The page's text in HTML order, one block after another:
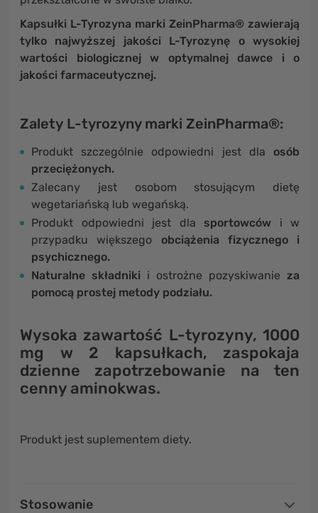
Kapsułki L-Tyrozyna marki ZeinPharma® zawierają
tylko najwyższej jakości L-Tyrozynę o wysokiej
wartości biologicznej w optymalnej dawce i o
jakości farmaceutycznej.
Zalety L-tyrozyny marki ZeinPharma®:
Produkt szczególnie odpowiedni jest dla osób
przeciężonych.
Zalecany jest osobom stosującym dietę
wegetariańską lub wegańską.
Produkt odpowiedni jest dla sportowców i w
przypadku większego obciążenia fizycznego i
psychicznego.
Naturalne składniki i ostrożne pozyskiwanie za
pomocą prostej metody podziału.
Wysoka zawartość L-tyrozyny, 1000
mg w 2 kapsułkach, zaspokaja
dzienne zapotrzebowanie na ten
cenny aminokwas.
Produkt jest suplementem diety.
Stosowanie